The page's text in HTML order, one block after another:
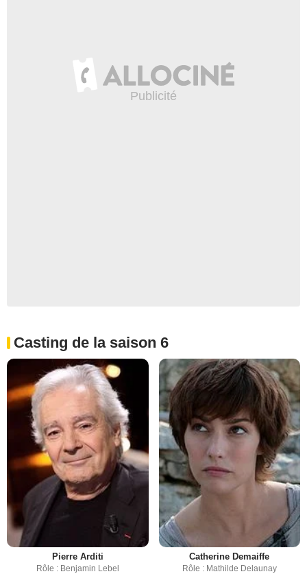
Casting de la saison 6
Pierre Arditi
Rôle : Benjamin Lebel
Catherine Demaiffe
Rôle : Mathilde Delaunay